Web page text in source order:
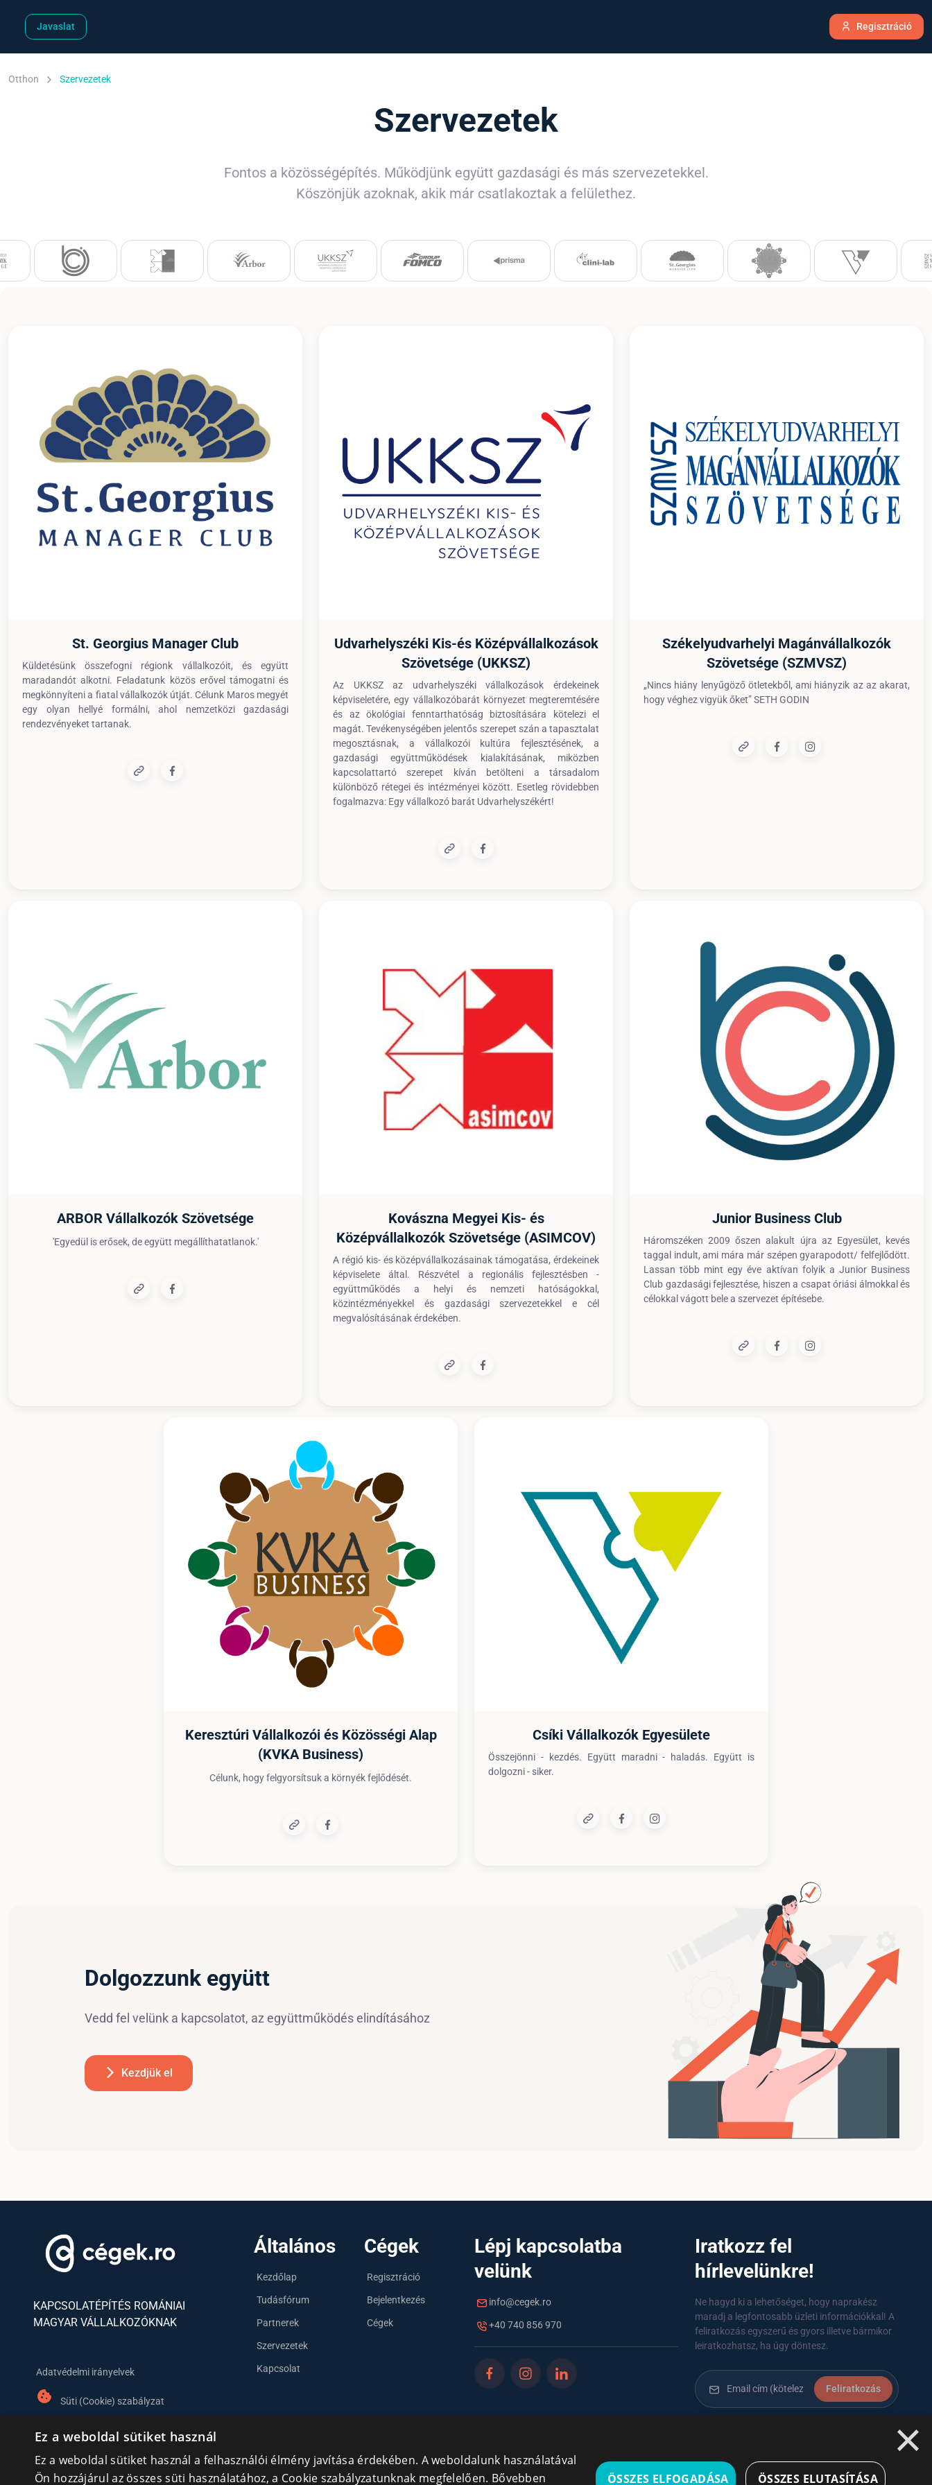
Regisztráció
Javaslat
Otthon Szervezetek
Szervezetek
Fontos a közösségépítés. Működjünk együtt gazdasági és más szervezetekkel.
Köszönjük azoknak, akik már csatlakoztak a felülethez.
St. Georgius Manager Club
Küldetésünk összefogni régionk vállalkozóit, és együtt
maradandót alkotni. Feladatunk közös erővel támogatni és
megkönnyíteni a fiatal vállalkozók útját. Célunk Maros megyét
egy olyan hellyé formálni, ahol nemzetközi gazdasági
rendezvényeket tartanak.
Udvarhelyszéki Kis-és Középvállalkozások
Szövetsége (UKKSZ)
Az UKKSZ az udvarhelyszéki vállalkozások érdekeinek
képviseletére, egy vállalkozóbarát környezet megteremtésére
és az ökológiai fenntarthatóság biztosítására kötelezi el
magát. Tevékenységében jelentős szerepet szán a tapasztalat
megosztásnak, a vállalkozói kultúra fejlesztésének, a
gazdasági együttműködések kialakításának, miközben
kapcsolattartó szerepet kíván betölteni a társadalom
különböző rétegei és intézményei között. Esetleg rövidebben
fogalmazva: Egy vállalkozó barát Udvarhelyszékért!
Székelyudvarhelyi Magánvállalkozók
Szövetsége (SZMVSZ)
„Nincs hiány lenyűgöző ötletekből, ami hiányzik az az akarat,
hogy véghez vigyük őket” SETH GODIN
ARBOR Vállalkozók Szövetsége
'Egyedül is erősek, de együtt megállíthatatlanok.'
Kovászna Megyei Kis- és
Középvállalkozók Szövetsége (ASIMCOV)
A régió kis- és középvállalkozásainak támogatása, érdekeinek
képviselete által. Részvétel a regionális fejlesztésben -
együttműködés a helyi és nemzeti hatóságokkal,
közintézményekkel és gazdasági szervezetekkel e cél
megvalósításának érdekében.
Junior Business Club
Háromszéken 2009 őszen alakult újra az Egyesület, kevés
taggal indult, ami mára már szépen gyarapodott/ felfejlődött.
Lassan több mint egy éve aktívan folyik a Junior Business
Club gazdasági fejlesztése, hiszen a csapat óriási álmokkal és
célokkal vágott bele a szervezet építésebe.
Keresztúri Vállalkozói és Közösségi Alap
(KVKA Business)
Célunk, hogy felgyorsítsuk a környék fejlődését.
Csíki Vállalkozók Egyesülete
Összejönni - kezdés. Együtt maradni - haladás. Együtt is
dolgozni - siker.
Dolgozzunk együtt
Vedd fel velünk a kapcsolatot, az együttműködés elindításához
Kezdjük el
KAPCSOLATÉPÍTÉS ROMÁNIAI
MAGYAR VÁLLALKOZÓKNAK
Adatvédelmi irányelvek
cookie Süti (Cookie) szabályzat
Általános
Kezdőlap
Tudásfórum
Partnerek
Szervezetek
Kapcsolat
Cégek
Regisztráció
Bejelentkezés
Cégek
Lépj kapcsolatba
velünk
info@cegek.ro
+40 740 856 970
Iratkozz fel
hírlevelünkre!
Ne hagyd ki a lehetőséget, hogy naprakész
maradj a legfontosabb üzleti információkkal! A
feliratkozás egyszerű és gyors illetve bármikor
leiratkozhatsz, ha úgy döntesz.
Feliratkozás
Leiratkozás ×
Ez a weboldal sütiket használ
Ez a weboldal sütiket használ a felhasználói élmény javítása érdekében. A weboldalunk használatával
Ön hozzájárul az összes süti használatához, a Cookie szabályzatunknak megfelelően. Bővebben ÖSSZES ELFOGADÁSA ÖSSZES ELUTASÍTÁSA